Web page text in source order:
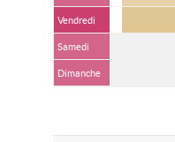
Vendredi
Samedi
Dimanche